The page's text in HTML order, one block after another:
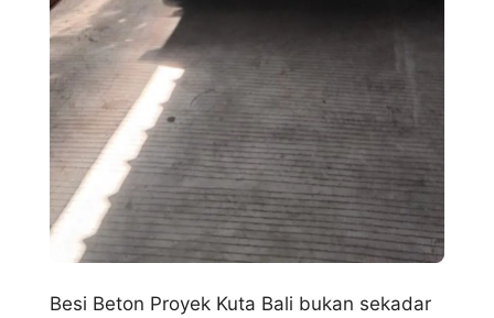
Besi Beton Proyek Kuta Bali bukan sekadar